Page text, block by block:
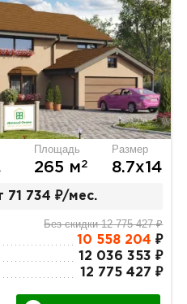
Площадь
265 м2
Размер
8.7х14
71 734 ₽/мес.
Без скидки 12 775 427 ₽
10 558 204 ₽
12 036 353 ₽
12 775 427 ₽